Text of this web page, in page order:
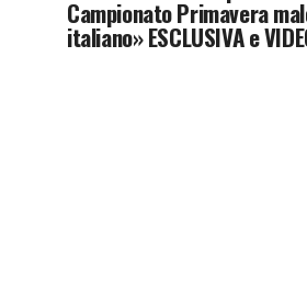
Campionato Primavera
italiano» ESCLUSIVA e